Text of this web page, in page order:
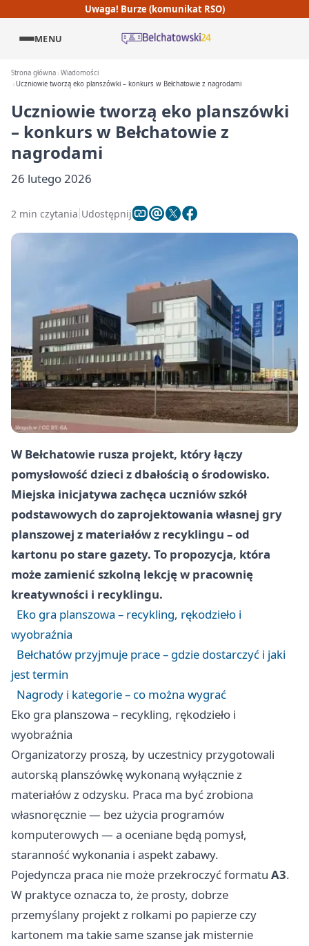
Uwaga! Burze (komunikat RSO)
MENU
Strona główna Wiadomości
Uczniowie tworzą eko planszówki – konkurs w Bełchatowie z nagrodami
Uczniowie tworzą eko planszówki
– konkurs w Bełchatowie z
nagrodami
26 lutego 2026
2 min czytania Udostępnij
W Bełchatowie rusza projekt, który łączy
pomysłowość dzieci z dbałością o środowisko.
Miejska inicjatywa zachęca uczniów szkół
podstawowych do zaprojektowania własnej gry
planszowej z materiałów z recyklingu – od
kartonu po stare gazety. To propozycja, która
może zamienić szkolną lekcję w pracownię
kreatywności i recyklingu.
Eko gra planszowa – recykling, rękodzieło i
wyobraźnia
Bełchatów przyjmuje prace – gdzie dostarczyć i jaki
jest termin
Nagrody i kategorie – co można wygrać
Eko gra planszowa – recykling, rękodzieło i
wyobraźnia
Organizatorzy proszą, by uczestnicy przygotowali
autorską planszówkę wykonaną wyłącznie z
materiałów z odzysku. Praca ma być zrobiona
własnoręcznie — bez użycia programów
komputerowych — a oceniane będą pomysł,
staranność wykonania i aspekt zabawy.
Pojedyncza praca nie może przekroczyć formatu A3.
W praktyce oznacza to, że prosty, dobrze
przemyślany projekt z rolkami po papierze czy
kartonem ma takie same szanse jak misternie